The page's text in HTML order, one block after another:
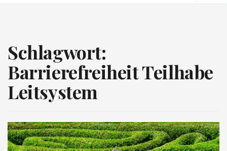
Schlagwort:
Barrierefreiheit Teilhabe
Leitsystem